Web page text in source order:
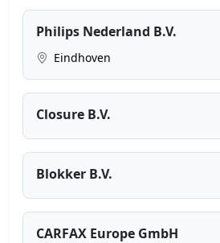
Philips Nederland B.V.
Eindhoven
Closure B.V.
Blokker B.V.
CARFAX Europe GmbH